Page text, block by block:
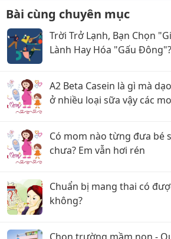
Bài cùng chuyên mục
Trời Trở Lạnh, Bạn Chọn
Lành Hay Hóa "Gấu Đông"?
A2 Beta Casein là gì mà
ở nhiều loại sữa vậy các
Có mom nào từng đưa bé
chưa? Em vẫn hơi rén
Chuẩn bị mang thai có
không?